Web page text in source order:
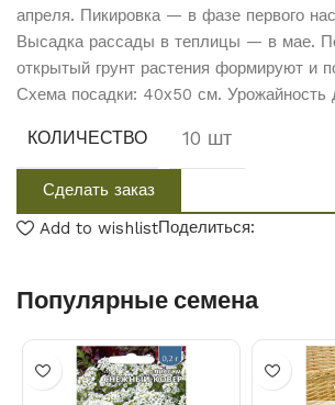
апреля. Пикировка — в фазе первого
Высадка рассады в теплицы — в мае.
открытый грунт растения формируют и
Схема посадки: 40х50 см. Урожайность
КОЛИЧЕСТВО 10 шт
Сделать заказ
Add to wishlistПоделиться:
Популярные семена